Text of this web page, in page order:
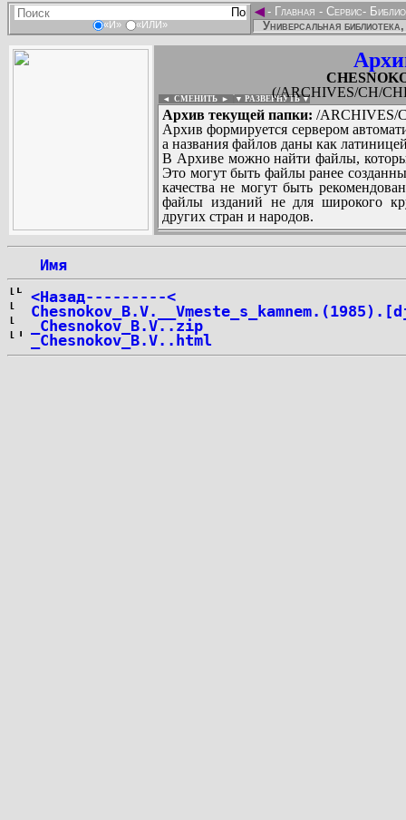
«И» «ИЛИ»
◄- Главная - Сервис-
Универсальная
(/ARCHIVES/CH/
◄ СМЕНИТЬ ► ▼ РАЗВЕРНУТЬ ▼
Архив текущей папки: /ARCHIVES/
Архив формируется сервером
а названия файлов даны как
В Архиве можно найти файлы,
Это могут быть файлы ранее
качества не могут быть
файлы изданий не для широкого
других стран и народов.
Имя
<Назад---------<
_Chesnokov_B.V..zip
_Chesnokov_B.V..html